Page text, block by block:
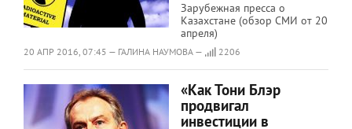
Зарубежная пресса о
Казахстане (обзор СМИ от 20
апреля)
20 АПР 2016, 07:45 — ГАЛИНА НАУМОВА — 2206
«Как Тони Блэр
продвигал
инвестиции в